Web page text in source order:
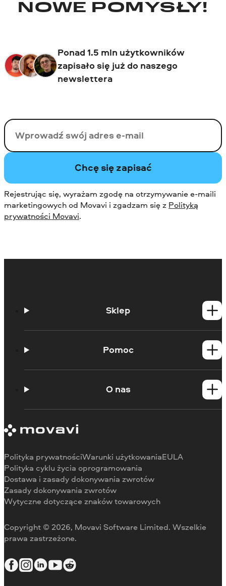
NOWE POMYSŁY!
Ponad 1.5 mln użytkowników
zapisało się już do naszego
newslettera
Twój email
Chcę się zapisać
Rejestrując się, wyrażam zgodę na otrzymywanie e-maili
marketingowych od Movavi i zgadzam się z Polityką
prywatności Movavi.
Sklep
Produkty dla Mac
Pomoc
Portal edukacyjny
Ograniczenia wersji próbnej
Zwrot środków
O nas
Referencje
Dlaczego warto wybrać nas
Do pracy
Copyright © 2026, Movavi Software Limited. Wszelkie
prawa zastrzeżone.
Polityka prywatnościWarunki użytkowaniaEULA
Polityka cyklu życia oprogramowania
Dostawa i zasady dokonywania zwrotów
Zasady dokonywania zwrotów
Wytyczne dotyczące znaków towarowych